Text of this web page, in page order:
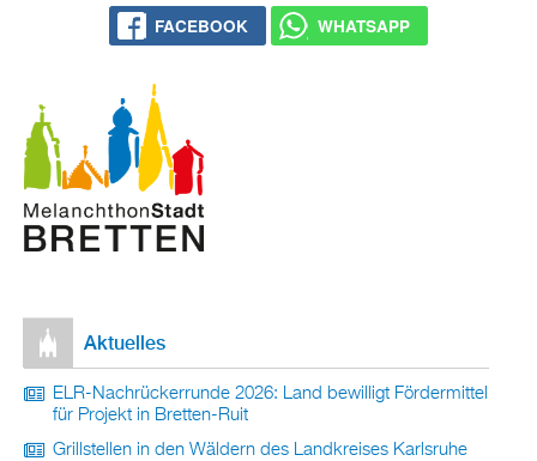
FACE­BOOK WHATS­APP
Ak­tu­el­les
ELR-Nach­rü­ck­er­run­de 2026: Land be­wil­ligt För­der­mit­tel
für Pro­jekt in Brett­en-Ruit
Grill­stel­len in den Wäl­dern des Land­krei­ses Karls­ru­he